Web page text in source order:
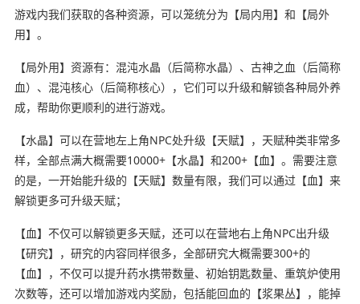
游戏内我们获取的各种资源，可以笼统分为【局内用】和【局外
用】。
【局外用】资源有：混沌水晶（后简称水晶）、古神之血（后简称
血）、混沌核心（后简称核心），它们可以升级和解锁各种局外养
成，帮助你更顺利的进行游戏。
【水晶】可以在营地左上角NPC处升级【天赋】，天赋种类非常多
样，全部点满大概需要10000+【水晶】和200+【血】。需要注意
的是，一开始能升级的【天赋】数量有限，我们可以通过【血】来
解锁更多可升级天赋；
【血】不仅可以解锁更多天赋，还可以在营地右上角NPC出升级
【研究】，研究的内容同样很多，全部研究大概需要300+的
【血】，不仅可以提升药水携带数量、初始钥匙数量、重筑炉使用
次数等，还可以增加游戏内奖励，包括能回血的【浆果丛】，能掉